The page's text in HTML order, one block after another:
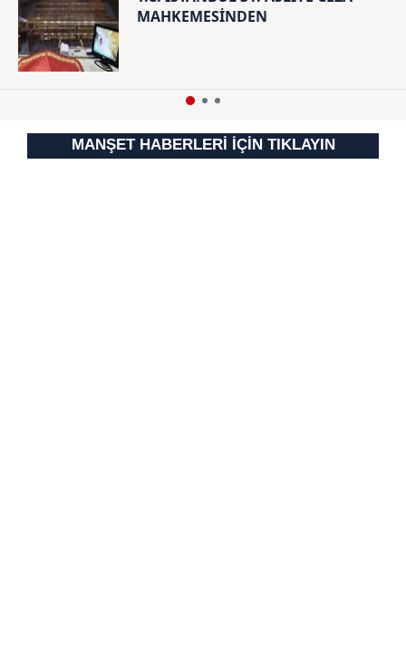
MAHKEMESİNDEN
MANŞET HABERLERİ İÇİN TIKLAYIN